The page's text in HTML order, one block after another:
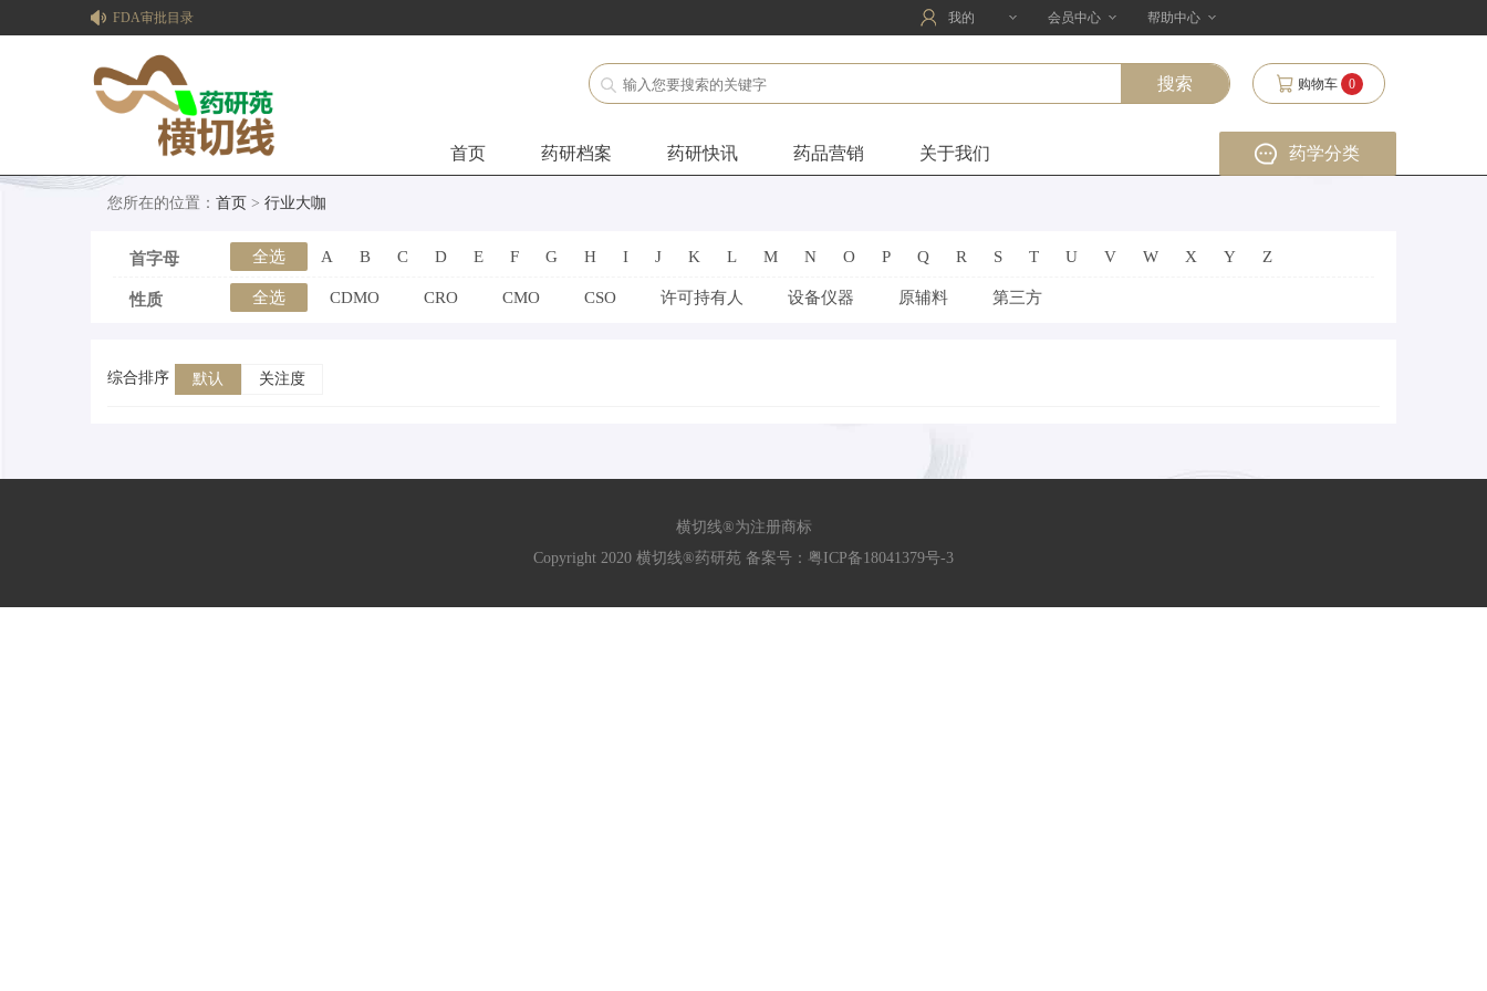
FDA审批目录 我的 会员中心 帮助中心
购物车 0
首页 药研档案 药研快讯 药品营销 关于我们 药学分类
您所在的位置： 首页 > 行业大咖
首字母 全选 A B C D E F G H I J K L M N O P Q R S T U V W X Y Z
性质 全选 CDMO CRO CMO CSO 许可持有人 设备仪器 原辅料 第三方
综合排序 默认 关注度
横切线®为注册商标
Copyright 2020 横切线®药研苑 备案号： 粤ICP备18041379号-3